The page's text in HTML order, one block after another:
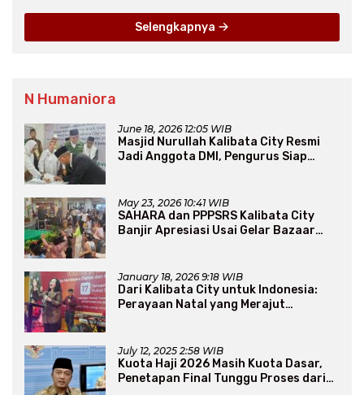
Selengkapnya
N Humaniora
June 18, 2026 12:05 WIB
Masjid Nurullah Kalibata City Resmi
Jadi Anggota DMI, Pengurus Siap
May 23, 2026 10:41 WIB
SAHARA dan PPPSRS Kalibata City
Banjir Apresiasi Usai Gelar Bazaar
January 18, 2026 9:18 WIB
Dari Kalibata City untuk Indonesia:
Perayaan Natal yang Merajut
July 12, 2025 2:58 WIB
Kuota Haji 2026 Masih Kuota Dasar,
Penetapan Final Tunggu Proses dari